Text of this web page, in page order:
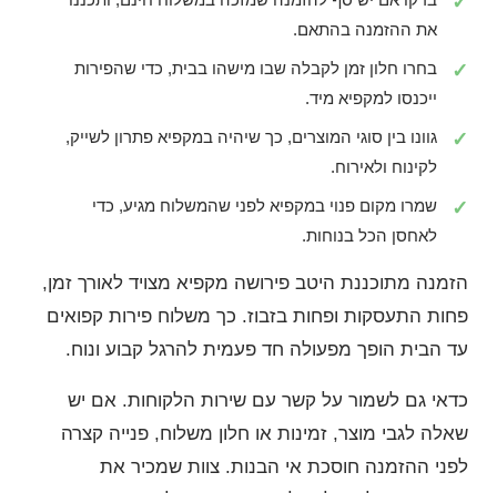
את ההזמנה בהתאם.
בחרו חלון זמן לקבלה שבו מישהו בבית, כדי שהפירות
ייכנסו למקפיא מיד.
גוונו בין סוגי המוצרים, כך שיהיה במקפיא פתרון לשייק,
לקינוח ולאירוח.
שמרו מקום פנוי במקפיא לפני שהמשלוח מגיע, כדי
לאחסן הכל בנוחות.
הזמנה מתוכננת היטב פירושה מקפיא מצויד לאורך זמן,
פחות התעסקות ופחות בזבוז. כך משלוח פירות קפואים
עד הבית הופך מפעולה חד פעמית להרגל קבוע ונוח.
כדאי גם לשמור על קשר עם שירות הלקוחות. אם יש
שאלה לגבי מוצר, זמינות או חלון משלוח, פנייה קצרה
לפני ההזמנה חוסכת אי הבנות. צוות שמכיר את